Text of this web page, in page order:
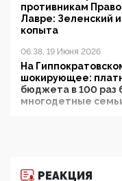
противникам
Лавре: Зеленский
копыта
06:38, 19 Июня 2026
На
шокирующее:
бюджета в 100 раз
многодетные
РЕАКЦИЯ